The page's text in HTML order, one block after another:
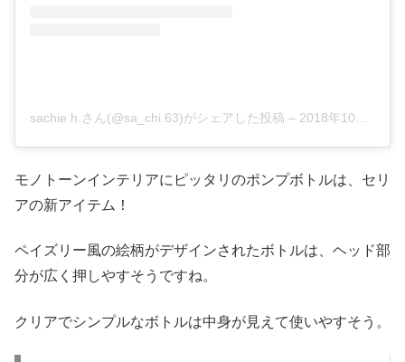
sachie h.さん(@sa_chi.63)がシェアした投稿 – 2018年10月月22日午前12時59分PDT
モノトーンインテリアにピッタリのポンプボトルは、セリ
アの新アイテム！
ペイズリー風の絵柄がデザインされたボトルは、ヘッド部
分が広く押しやすそうですね。
クリアでシンプルなボトルは中身が見えて使いやすそう。